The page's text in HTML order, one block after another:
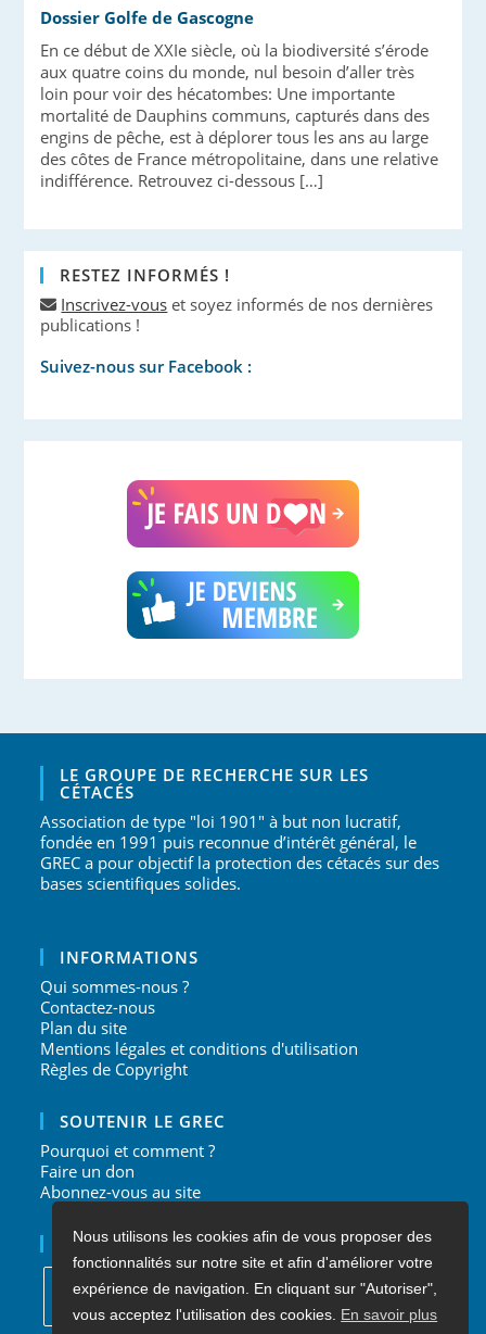
Dossier Golfe de Gascogne
En ce début de XXIe siècle, où la biodiversité s’érode
aux quatre coins du monde, nul besoin d’aller très
loin pour voir des hécatombes: Une importante
mortalité de Dauphins communs, capturés dans des
engins de pêche, est à déplorer tous les ans au large
des côtes de France métropolitaine, dans une relative
indifférence. Retrouvez ci-dessous […]
RESTEZ INFORMÉS !
Inscrivez-vous et soyez informés de nos dernières
publications !
Suivez-nous sur Facebook :
LE GROUPE DE RECHERCHE SUR LES
CÉTACÉS
Association de type "loi 1901" à but non lucratif,
fondée en 1991 puis reconnue d’intérêt général, le
GREC a pour objectif la protection des cétacés sur des
bases scientifiques solides.
INFORMATIONS
Qui sommes-nous ?
Contactez-nous
Plan du site
Mentions légales et conditions d'utilisation
Règles de Copyright
SOUTENIR LE GREC
Pourquoi et comment ?
Faire un don
Abonnez-vous au site
NOUS SUIVRE
Nous utilisons les cookies afin de vous proposer des
fonctionnalités sur notre site et afin d'améliorer votre
expérience de navigation. En cliquant sur "Autoriser",
vous acceptez l'utilisation des cookies. En savoir plus